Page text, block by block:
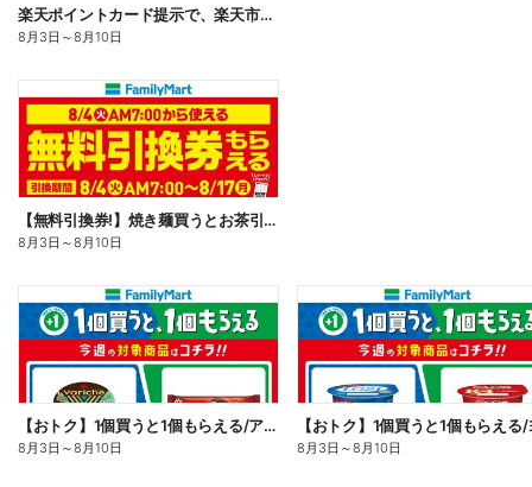
楽天ポイントカード提示で、楽天市場でのお買い物がおトクに!
8月3日 ～8月10日
【無料引換券!】焼き麺買うとお茶引換券貰える!
8月3日 ～8月10日
【おトク】1個買うと1個もらえる/アイス
8月3日 ～8月10日 8月3日 ～8月10日